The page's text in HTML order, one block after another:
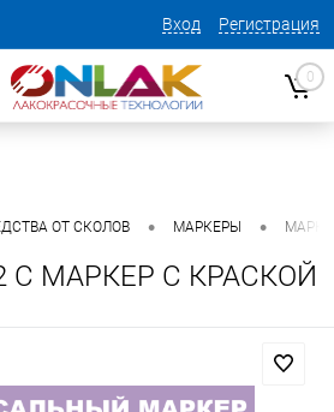
Вход Регистрация
0
ОТ СКОЛОВ • МАРКЕРЫ •
C МАРКЕР С КРАСКОЙ